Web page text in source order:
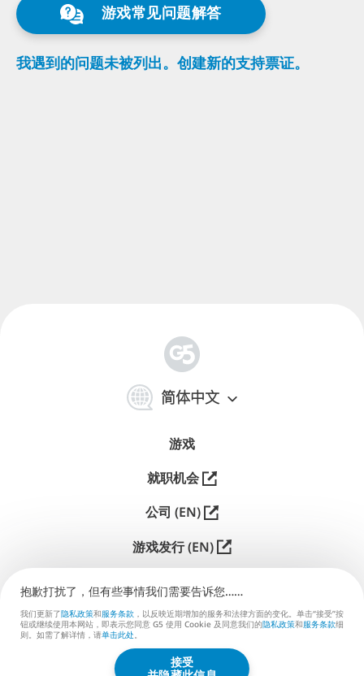
游戏常见问题解答
我遇到的问题未被列出。 创建新的支持票证。
简体中文
体
中
游戏
就职机会
公司 (EN)
游戏发行 (EN)
联系我们 (EN)
G5 ENTERTAINMENT ®
抱歉打扰了，但有些事情我们需要告诉您……
我们更新了隐私政策和服务条款 ，以反映近期增加的服务和法律方面的变化。单击“接受”按
钮或继续使用本网站，即表示您同意 G5 使用 Cookie 及同意我们的隐私政策和服务条款细
则。如需了解详情，请单击此处。
接受